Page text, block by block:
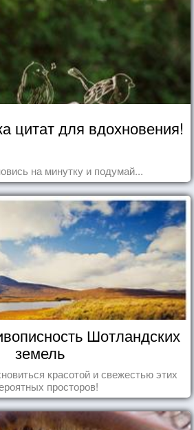
цитат для вдохновения!
на минутку и подумай...
Шотландских
земель
красотой и свежестью этих
просторов!